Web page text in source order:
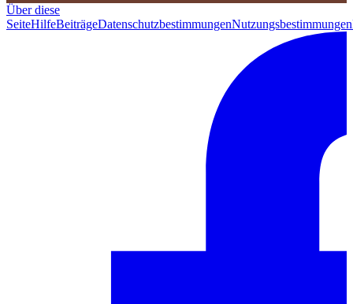
Über diese
SeiteHilfeBeiträgeDatenschutzbestimmungenNutzungsbestimmungen